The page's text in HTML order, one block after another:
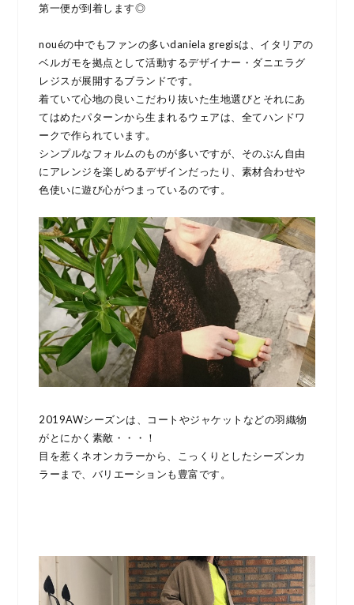
第一便が到着します◎
nouéの中でもファンの多いdaniela gregisは、イタリアの
ベルガモを拠点として活動するデザイナー・ダニエラグ
レジスが展開するブランドです。
着ていて心地の良いこだわり抜いた生地選びとそれにあ
てはめたパターンから生まれるウェアは、全てハンドワ
ークで作られています。
シンプルなフォルムのものが多いですが、そのぶん自由
にアレンジを楽しめるデザインだったり、素材合わせや
色使いに遊び心がつまっているのです。
2019AWシーズンは、コートやジャケットなどの羽織物
がとにかく素敵・・・！
目を惹くネオンカラーから、こっくりとしたシーズンカ
ラーまで、バリエーションも豊富です。